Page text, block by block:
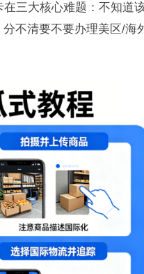
三大核心难题：不知道
不清要不要办理美区/海